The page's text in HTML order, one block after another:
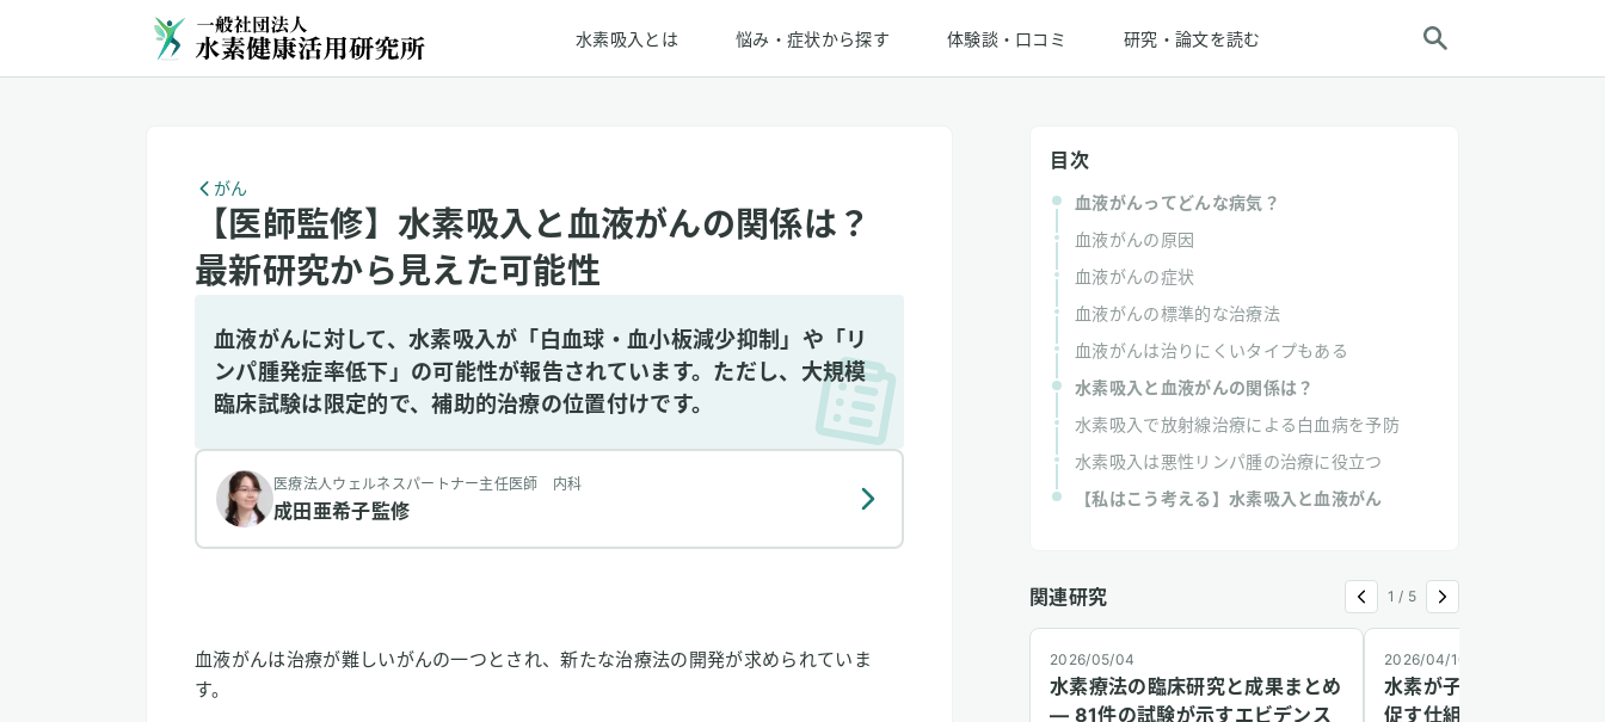
水素吸入とは 悩み・症状から探す 体験談・口コミ 研究・論文を読む
がん
【医師監修】水素吸入と血液がんの関係は？
最新研究から見えた可能性
血液がんに対して、水素吸入が「白血球・血小板減少抑制」や「リ
ンパ腫発症率低下」の可能性が報告されています。ただし、大規模
臨床試験は限定的で、補助的治療の位置付けです。
医療法人ウェルネスパートナー主任医師 内科
成田亜希子監修
血液がんは治療が難しいがんの一つとされ、新たな治療法の開発が求められていま
す。
目次
血液がんってどんな病気？
血液がんの原因
血液がんの症状
血液がんの標準的な治療法
血液がんは治りにくいタイプもある
水素吸入と血液がんの関係は？
水素吸入で放射線治療による白血病を予防
水素吸入は悪性リンパ腫の治療に役立つ
【私はこう考える】水素吸入と血液がん
関連研究 1 / 5
2026/05/04
水素療法の臨床研究と成果まとめ
— 81件の試験が示すエビデンス
2026/04/10
水素が子宮内膜がん細胞
促す仕組みを解明